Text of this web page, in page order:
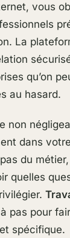
vous
La
qu’on
au hasard.
non
dans
du
quelles
pas pour
spécifique.